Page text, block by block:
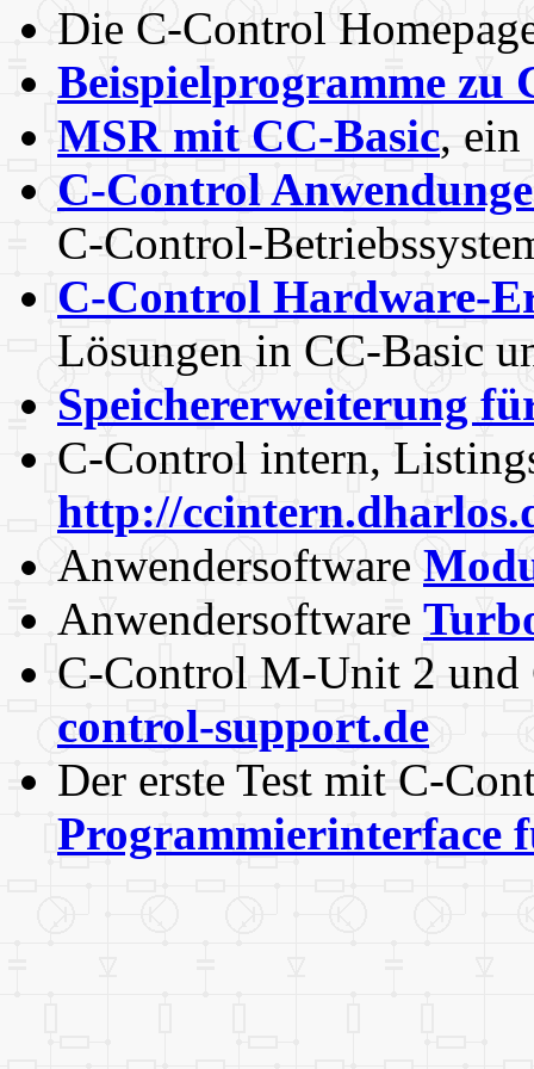
Die C-Control
Beispielprogramme zu
MSR mit CC-Basic,
C-Control
C-Control-
C-Control Hardware-
Lösungen in CC-Basic
Speichererweiterung
C-Control intern,
http://
Anwendersoftware
Anwendersoftware
C-Control M-Unit 2
control-support.de
Der erste Test mit C-
Programmierinterface